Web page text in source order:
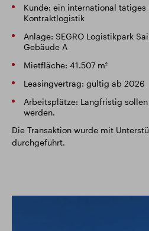
Kunde: ein international
Kontraktlogistik
Anlage: SEGRO Logistikpark
Gebäude A
Mietfläche: 41.507 m²
Leasingvertrag: gültig ab 2026
Arbeitsplätze: Langfristig
werden.
Die Transaktion wurde mit
durchgeführt.